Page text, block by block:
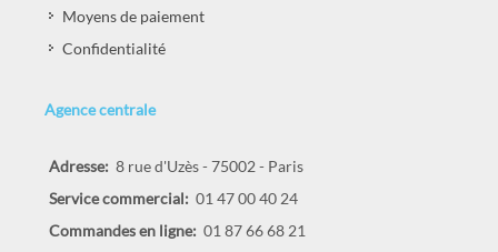
Moyens de paiement
Confidentialité
Agence centrale
Adresse: 8 rue d'Uzès - 75002 - Paris
Service commercial: 01 47 00 40 24
Commandes en ligne: 01 87 66 68 21